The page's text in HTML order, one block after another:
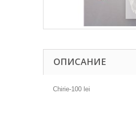
ОПИСАНИЕ
Chirie-100 lei